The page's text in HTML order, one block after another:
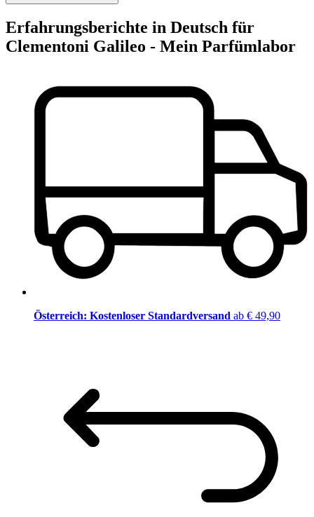
Erfahrungsberichte in Deutsch für
Clementoni Galileo - Mein Parfümlabor
Österreich: Kostenloser Standardversand ab € 49,90